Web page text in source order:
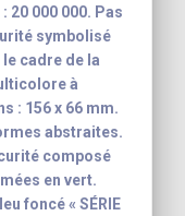
20 000 000. Pas
symbolisé
le cadre de la
à
: 156 x 66 mm.
abstraites.
composé
en vert.
foncé « SÉRIE